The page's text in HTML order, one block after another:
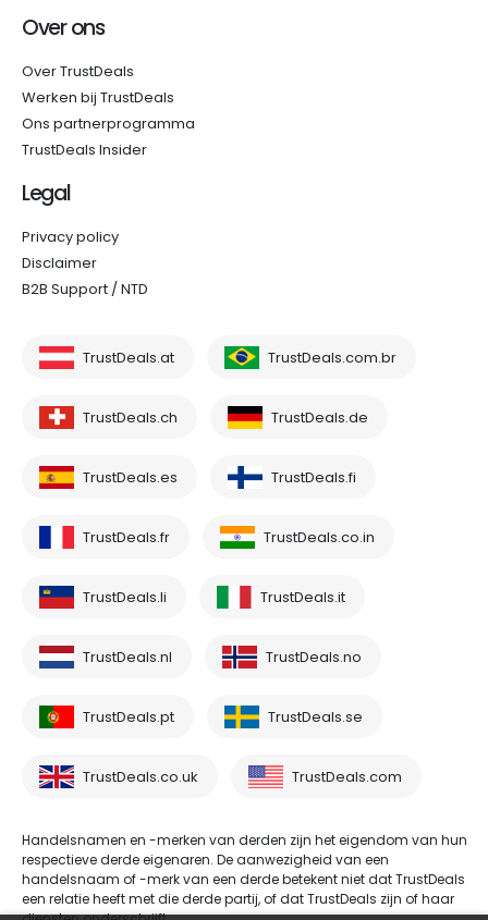
Over ons
Over TrustDeals
Werken bij TrustDeals
Ons partnerprogramma
TrustDeals Insider
Legal
Privacy policy
Disclaimer
B2B Support / NTD
TrustDeals.at TrustDeals.com.br
TrustDeals.ch TrustDeals.de
TrustDeals.es TrustDeals.fi
TrustDeals.fr TrustDeals.co.in
TrustDeals.li TrustDeals.it
TrustDeals.nl TrustDeals.no
TrustDeals.pt TrustDeals.se
TrustDeals.co.uk TrustDeals.com
Handelsnamen en -merken van derden zijn het eigendom van hun
respectieve derde eigenaren. De aanwezigheid van een
handelsnaam of -merk van een derde betekent niet dat TrustDeals
een relatie heeft met die derde partij, of dat TrustDeals zijn of haar